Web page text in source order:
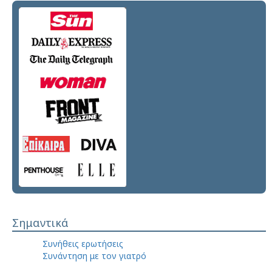
Σημαντικά
Συνήθεις ερωτήσεις
Συνάντηση με τον γιατρό